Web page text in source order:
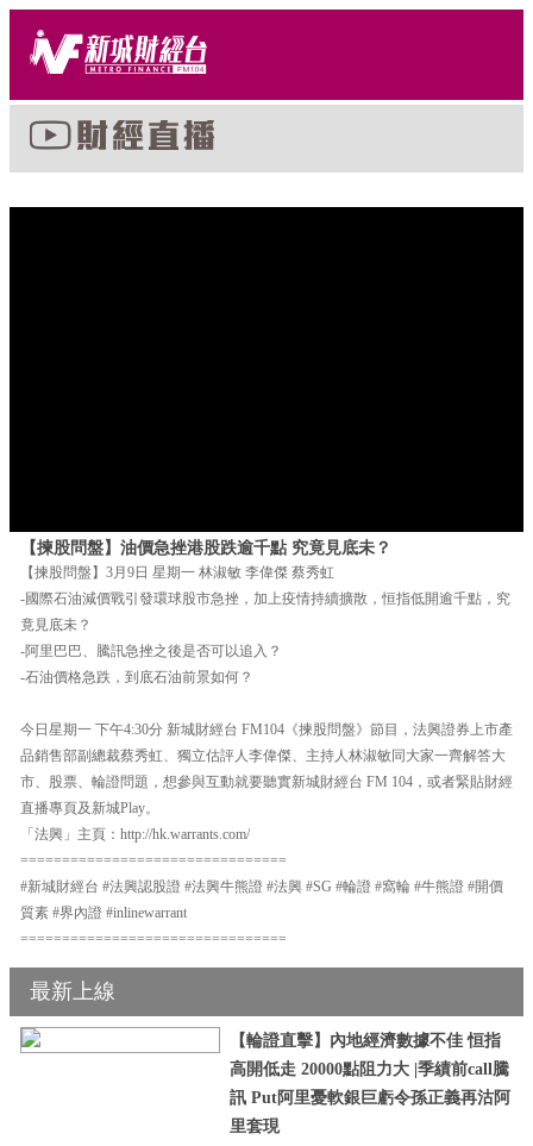
【揀股問盤】油價急挫港股跌逾千點 究竟見底未？
【揀股問盤】3月9日 星期一 林淑敏 李偉傑 蔡秀虹
-國際石油減價戰引發環球股市急挫，加上疫情持續擴散，恒指低開逾千點，究
竟見底未？
-阿里巴巴、騰訊急挫之後是否可以追入？
-石油價格急跌，到底石油前景如何？
今日星期一 下午4:30分 新城財經台 FM104《揀股問盤》節目，法興證券上市產
品銷售部副總裁蔡秀虹、獨立估評人李偉傑、主持人林淑敏同大家一齊解答大
市、股票、輪證問題，想參與互動就要聽實新城財經台 FM 104，或者緊貼財經
直播專頁及新城Play。
「法興」主頁：http://hk.warrants.com/
================================
#新城財經台 #法興認股證 #法興牛熊證 #法興 #SG #輪證 #窩輪 #牛熊證 #開價
質素 #界內證 #inlinewarrant
================================
最新上線
【輪證直擊】內地經濟數據不佳 恒指
高開低走 20000點阻力大 |季績前call騰
訊 Put阿里憂軟銀巨虧令孫正義再沽阿
里套現